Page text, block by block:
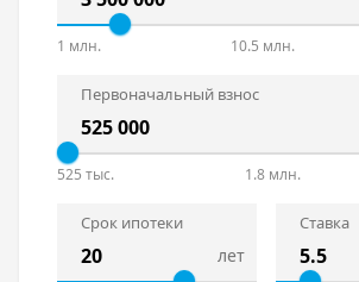
семьей или посетить
который расположится на
достопримечательностью
фонтан «Колизей».
Транспорт
Развивающееся транспортная
Благоустройство
1 млн. 10.5 млн.
Первоначальный взнос
525 тыс. 1.8 млн.
Срок ипотеки
лет
Ставка